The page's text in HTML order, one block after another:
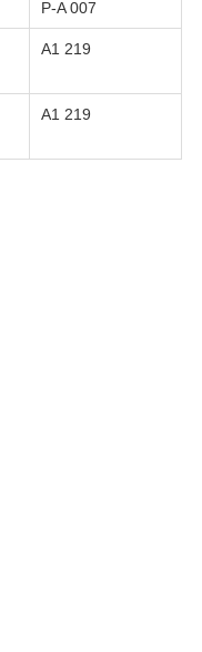
P-A 007
A1 219
A1 219